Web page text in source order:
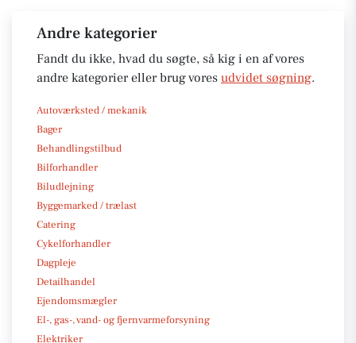
Andre kategorier
Fandt du ikke, hvad du søgte, så kig i en af vores
andre kategorier eller brug vores udvidet søgning.
Autoværksted / mekanik
Bager
Behandlingstilbud
Bilforhandler
Biludlejning
Byggemarked / trælast
Catering
Cykelforhandler
Dagpleje
Detailhandel
Ejendomsmægler
El-, gas-, vand- og fjernvarmeforsyning
Elektriker